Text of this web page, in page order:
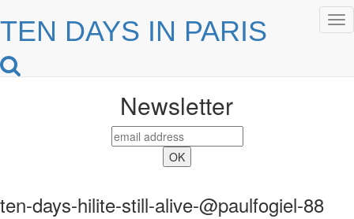
TEN DAYS IN PARIS
Newsletter
ten-days-hilite-still-alive-@paulfogiel-88